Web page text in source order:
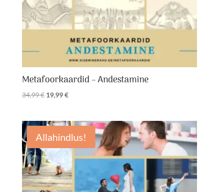
Metafoorkaardid – Andestamine
34,99€ Algne
34,99 €.
19,99€Praegune
19,99 €.
Allahindlus!